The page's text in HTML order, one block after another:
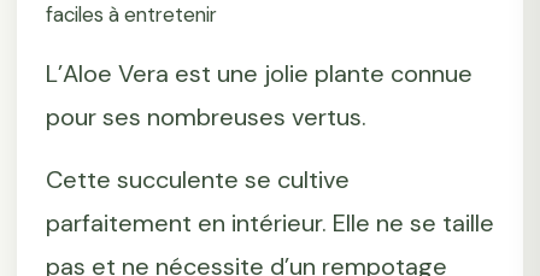
faciles à entretenir
L’Aloe Vera est une jolie plante connue
pour ses nombreuses vertus.
Cette succulente se cultive
parfaitement en intérieur. Elle ne se taille
pas et ne nécessite d’un rempotage